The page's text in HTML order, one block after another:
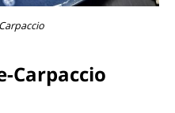
Carpaccio